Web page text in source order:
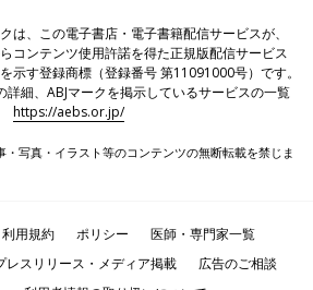
は、この電子書店・電子書籍配信サービスが、
コンテンツ使用許諾を得た正規版配信サービス
示す登録商標（登録番号 第11091000号）です。
詳細、ABJマークを掲示しているサービスの一覧
→https://aebs.or.jp/
写真・イラスト等のコンテンツの無断転載を禁じま
利用規約 ポリシー
医師・専門家一覧
レスリリース・メディア掲載
広告のご相談